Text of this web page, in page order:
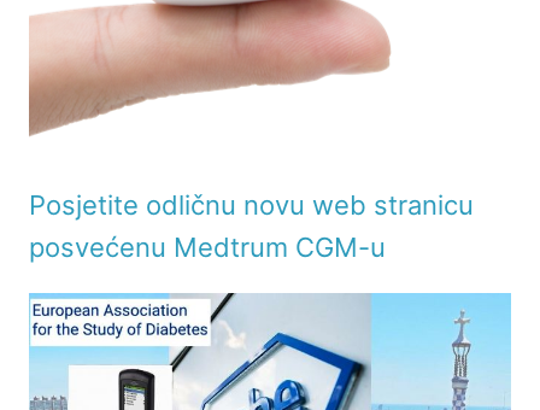
Posjetite odličnu novu web stranicu
posvećenu Medtrum CGM-u